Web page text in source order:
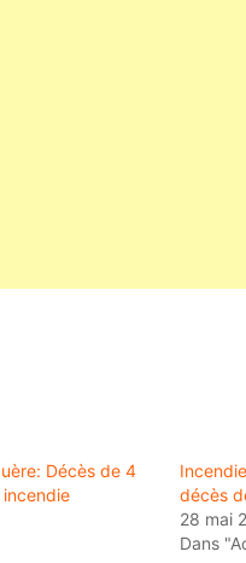
Décès de 4
décès
28 mai
Dans